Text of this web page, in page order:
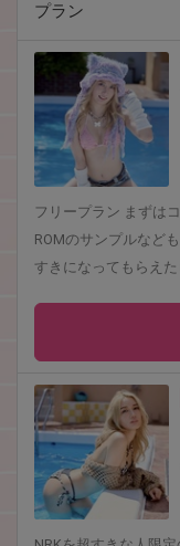
プラン
フリープラン まずは
ROMのサンプルなど
すきになってもらえ